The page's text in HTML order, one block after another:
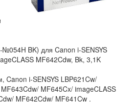
BK) для Canon i-SENSYS
MF642Cdw, Bk, 3,1K
Canon i-SENSYS LBP621Cw/
MF645Cx/ imageCLASS
MF642Cdw/ MF641Cw .